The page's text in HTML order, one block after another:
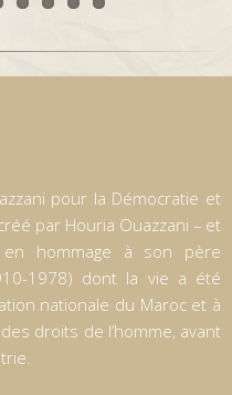
par Houria Ouazzani – et
hommage à son père
1978) dont la vie a été
nationale du Maroc et à
droits de l’homme, avant